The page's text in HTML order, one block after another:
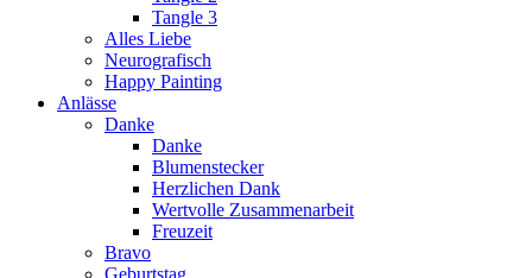
Tangle 3
Alles Liebe
Neurografisch
Happy Painting
Anlässe
Danke
Danke
Blumenstecker
Herzlichen Dank
Wertvolle Zusammenarbeit
Freuzeit
Bravo
Geburtstag